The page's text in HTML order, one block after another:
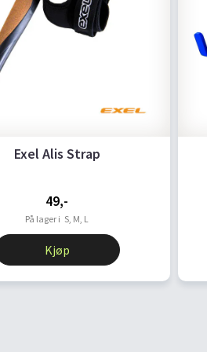
Exel Alis Strap
49,-
På lager i S, M, L
Kjøp